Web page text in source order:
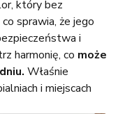
który bez
sprawia, że jego
i
harmonię, co może
Właśnie
i miejscach